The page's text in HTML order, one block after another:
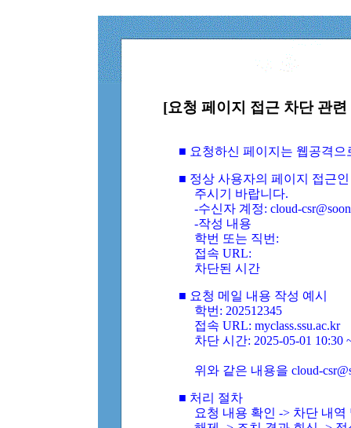
[요청 페이지 접근 차단 관
■ 요청하신 페이지는 웹공격
■ 정상 사용자의 페이지 접근
주시기 바랍니다.
-수신자 계정: cloud-
-작성 내용
학번 또는 직번:
접속 URL:
차단된 시간
■ 요청 메일 내용 작성 예시
학번: 202512345
접속 URL: myclass.ssu.ac.kr
차단 시간: 2025-05-01 10:30
위와 같은 내용을 cloud-
■ 처리 절차
요청 내용 확인 -> 차단 내